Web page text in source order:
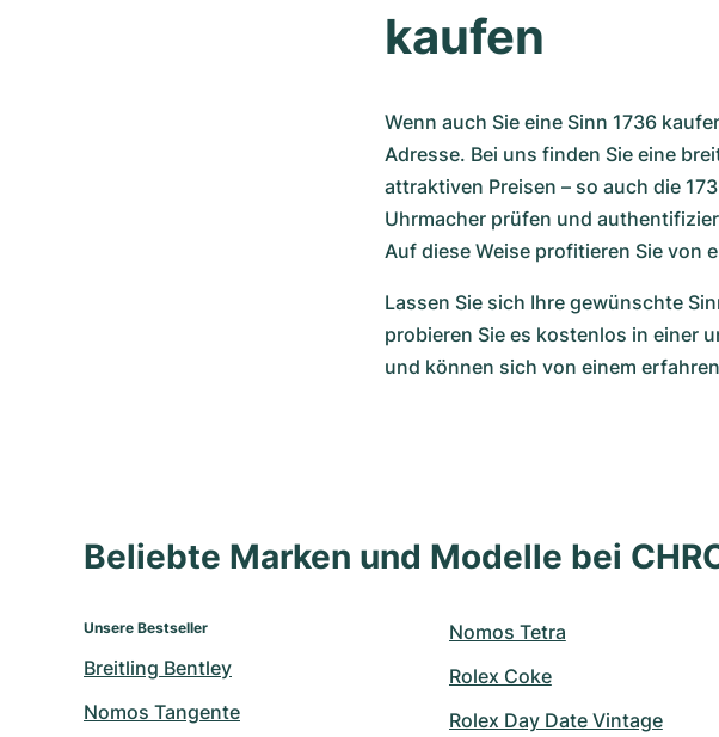
kaufen
Wenn auch Sie eine Sinn 1736
Adresse. Bei uns finden Sie eine
attraktiven Preisen – so auch die
Uhrmacher prüfen und
Auf diese Weise profitieren Sie von
Lassen Sie sich Ihre gewünschte
probieren Sie es kostenlos in einer
und können sich von einem
Beliebte Marken und Modelle bei
Unsere Bestseller
Breitling Bentley
Nomos Tangente
Nomos Tetra
Rolex Coke
Rolex Day Date Vintage